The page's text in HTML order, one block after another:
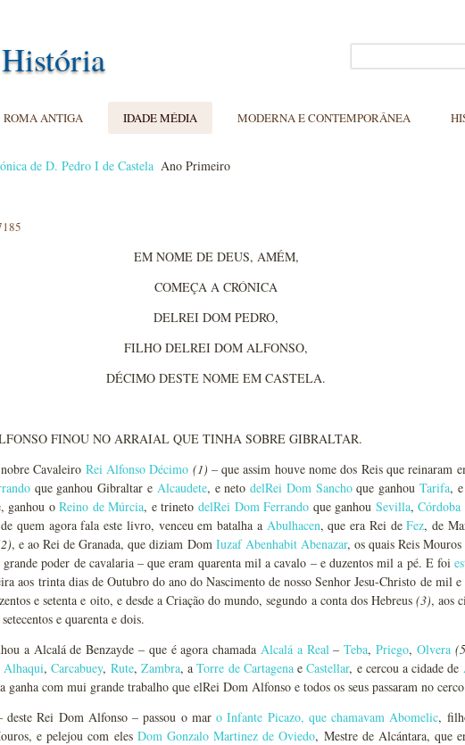
ROMA ANTIGA IDADE MÉDIA MODERNA E CONTEMPORÂNEA
de D. Pedro I de Castela Ano Primeiro
EM NOME DE DEUS, AMÉM,
COMEÇA A CRÓNICA
DELREI DOM PEDRO,
FILHO DELREI DOM ALFONSO,
DÉCIMO DESTE NOME EM CASTELA.
FINOU NO ARRAIAL QUE TINHA SOBRE GIBRALTAR.
Cavaleiro Rei Alfonso Décimo (1) – que assim houve nome dos Reis que reinaram
que ganhou Gibraltar e Alcaudete, e netodelRei Dom Sanchoque ganhou Tarifa,
ganhou oReino de Múrcia, e trinetodelRei Dom Ferrando que ganhou Sevilla,Córdoba
quem agora fala este livro, venceu em batalha a Abulhacen, que era Rei deFez, de
, e ao Rei de Granada, que diziam Dom Iuzaf Abenhabit Abenazar, os quais Reis
poder de cavalaria – que eram quarenta mil a cavalo – e duzentos mil a pé. E foi
aos trinta dias de Outubro do ano do Nascimento de nosso Senhor Jesu-Christo de mil e
e setenta e oito, e desde a Criação do mundo, segundo a conta dos Hebreus(3), aos
e quarenta e dois.
a Alcalá de Benzayde – que é agora chamada Alcalá a Real–Teba, Priego, Olvera
Alhaqui,Carcabuey, Rute, Zambra, aTorre de CartagenaeCastellar, e cercou a cidade de
ganha com mui grande trabalho que elRei Dom Alfonso e todos os seus passaram no
deste Rei Dom Alfonso – passou o maro Infante Picazo, que chamavam Abomelic,
e pelejou com eles Dom Gonzalo Martinez de Oviedo, Mestre de Alcántara, que